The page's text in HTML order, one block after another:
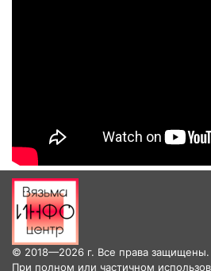
© 2018—2026 г. Все права защищены.
При полном или частичном